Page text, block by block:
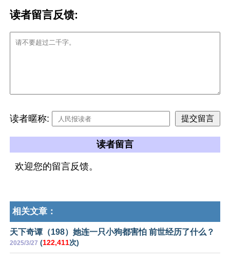
读者留言反馈:
读者暱称:
读者留言
欢迎您的留言反馈。
相关文章：
天下奇谭（198）她连一只小狗都害怕 前世经历了什么？
2025/3/27 (122,411次)